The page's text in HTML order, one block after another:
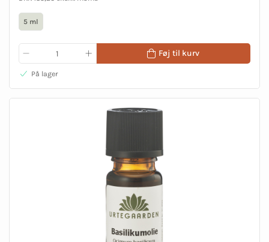
5 ml
Føj til kurv
På lager